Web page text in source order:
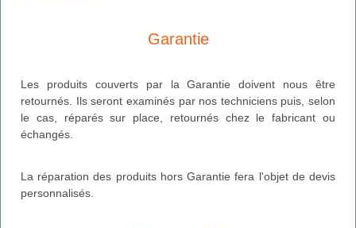
Garantie
Les produits couverts par la Garantie doivent nous être
retournés. Ils seront examinés par nos techniciens puis, selon
le cas, réparés sur place, retournés chez le fabricant ou
échangés.
La réparation des produits hors Garantie fera l'objet de devis
personnalisés.